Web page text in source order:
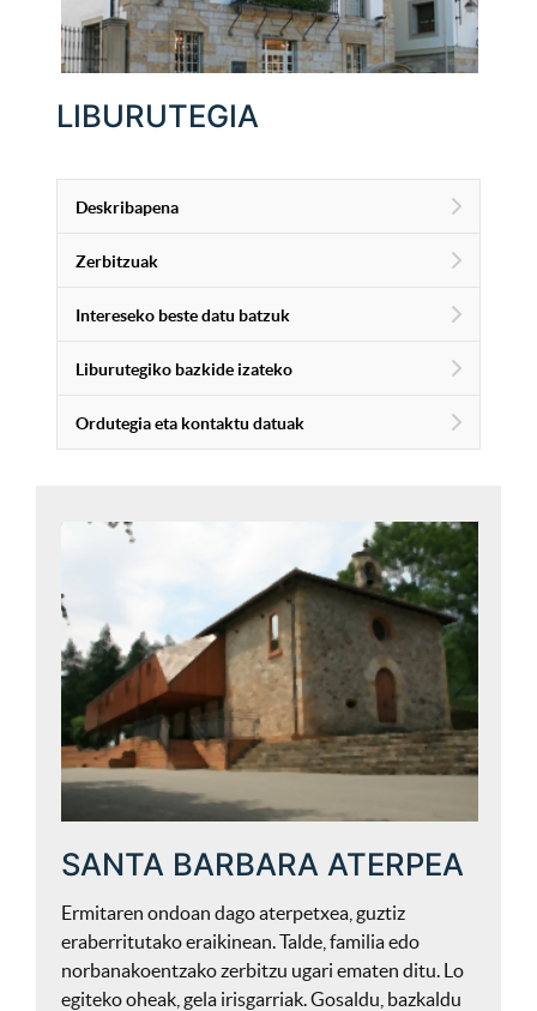
LIBURUTEGIA
Deskribapena
Zerbitzuak
Intereseko beste datu batzuk
Liburutegiko bazkide izateko
Ordutegia eta kontaktu datuak
SANTA BARBARA ATERPEA
Ermitaren ondoan dago aterpetxea, guztiz
eraberritutako eraikinean. Talde, familia edo
norbanakoentzako zerbitzu ugari ematen ditu. Lo
egiteko oheak, gela irisgarriak. Gosaldu, bazkaldu